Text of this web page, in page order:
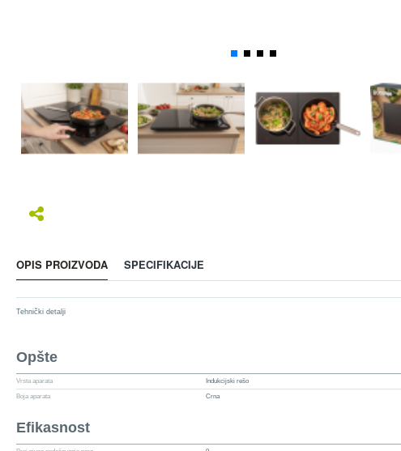
OPIS PROIZVODA SPECIFIKACIJE
Tehnički detalji
Opšte
Vrsta aparata Indukcijski rešo
Boja aparata Crna
Efikasnost